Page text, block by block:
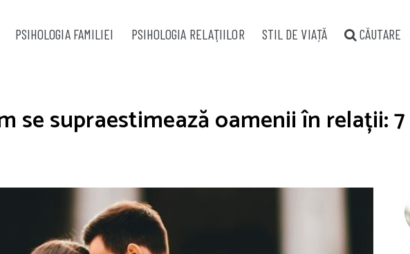
PSIHOLOGIA FAMILIEI PSIHOLOGIA RELAŢIILOR STIL DE VIAȚĂ CĂUTARE
se supraestimează oamenii în relații: